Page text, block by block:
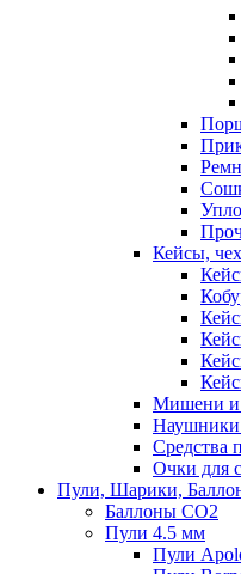
Кейсы,
Мишени и
Наушники
Средства
Очки для
Пули, Шарики,
Баллоны CO2
Пули 4.5 мм
Пули